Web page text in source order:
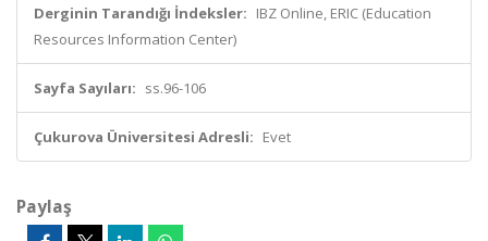
Derginin Tarandığı İndeksler: IBZ Online, ERIC (Education
Resources Information Center)
Sayfa Sayıları: ss.96-106
Çukurova Üniversitesi Adresli: Evet
Paylaş